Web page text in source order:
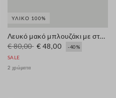
ΥΛΙΚΌ 100%
Λευκό μακό μπλουζάκι με στρογγυλή λαιμόκοψη κανονικής εφαρμογής
€ 80,00 € 48,00
-40%
SALE
2 χρώματα